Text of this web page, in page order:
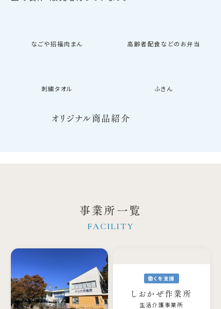
なごや招福肉まん 高齢者配食などのお弁当
刺繍タオル ふきん
オリジナル商品紹介
事業所一覧
働くを支援
しおかぜ作業所
生活介護事業所